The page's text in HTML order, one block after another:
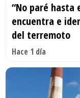
“No paré hasta
encuentra e
del terremoto
Hace 1 día